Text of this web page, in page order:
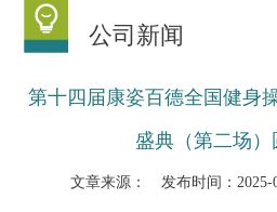
公司新闻
第十四届康姿百德全国健身
盛典（第二场）
文章来源： 发布时间：2025-